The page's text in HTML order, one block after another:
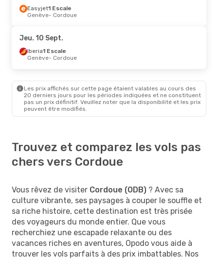
Dim. 18 Oct.- Jeu. 22 Oct.
Iberia1 Escale
Cordoue- Zurich
Zurich
- Cordoue
Iberia1 Escale
Cordoue- Zurich
Easyjet1 Escale
Genève- Cordoue
Jeu. 10 Sept.
Iberia1 Escale
Genève- Cordoue
Les prix affichés sur cette page étaient valables au cours des
20 derniers jours pour les périodes indiquées et ne constituent
pas un prix définitif. Veuillez noter que la disponibilité et les prix
peuvent être modifiés.
Trouvez et comparez les vols pas
chers vers Cordoue
Vous rêvez de visiter Cordoue (ODB) ? Avec sa
culture vibrante, ses paysages à couper le souffle et
sa riche histoire, cette destination est très prisée
des voyageurs du monde entier. Que vous
recherchiez une escapade relaxante ou des
vacances riches en aventures, Opodo vous aide à
trouver les vols parfaits à des prix imbattables. Nos